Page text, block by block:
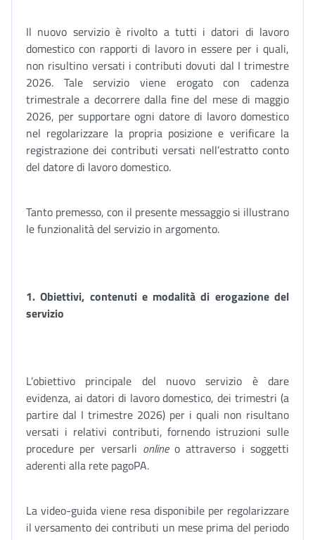
Il nuovo servizio è rivolto a tutti i datori di lavoro
domestico con rapporti di lavoro in essere per i quali,
non risultino versati i contributi dovuti dal I trimestre
2026. Tale servizio viene erogato con cadenza
trimestrale a decorrere dalla fine del mese di maggio
2026, per supportare ogni datore di lavoro domestico
nel regolarizzare la propria posizione e verificare la
registrazione dei contributi versati nell’estratto conto
del datore di lavoro domestico.
Tanto premesso, con il presente messaggio si illustrano
le funzionalità del servizio in argomento.
1. Obiettivi, contenuti e modalità di erogazione del
servizio
L’obiettivo principale del nuovo servizio è dare
evidenza, ai datori di lavoro domestico, dei trimestri (a
partire dal I trimestre 2026) per i quali non risultano
versati i relativi contributi, fornendo istruzioni sulle
procedure per versarli onlineo attraverso i soggetti
aderenti alla rete pagoPA.
La video-guida viene resa disponibile per regolarizzare
il versamento dei contributi un mese prima del periodo